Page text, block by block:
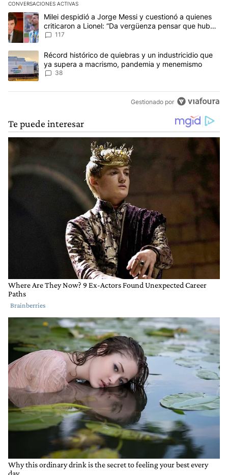
CONVERSACIONES ACTIVAS
Este listado muestra los artículos con más comentarios en los
Un artículo de tendencia con el título "Milei despidió a Jorge
Milei despidió a Jorge Messi y cuestionó a quienes
criticaron a Lionel: “Da vergüenza pensar que hubo
anti-Messi”
117
Un artículo de tendencia con el título "Récord histórico de
Récord histórico de quiebras y un industricidio que
ya supera a macrismo, pandemia y menemismo
38
Gestionado por